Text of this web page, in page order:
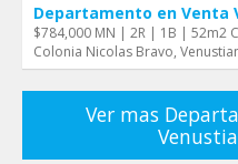
Departamento en Venta
$784,000 MN | 2R | 1B | 52m2
Colonia Nicolas Bravo,
Ver mas